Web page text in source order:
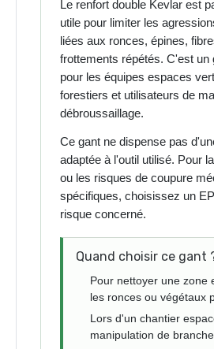
Le renfort double Kevlar est
utile pour limiter les
liées aux ronces, épines,
frottements répétés. C'est un
pour les équipes espaces
forestiers et utilisateurs de
débroussaillage.
Ce gant ne dispense pas
adaptée à l'outil utilisé. Pour
ou les risques de coupure
spécifiques, choisissez un
risque concerné.
Quand choisir ce gant
Pour nettoyer une zone
les ronces ou végétaux
Lors d'un chantier
manipulation de